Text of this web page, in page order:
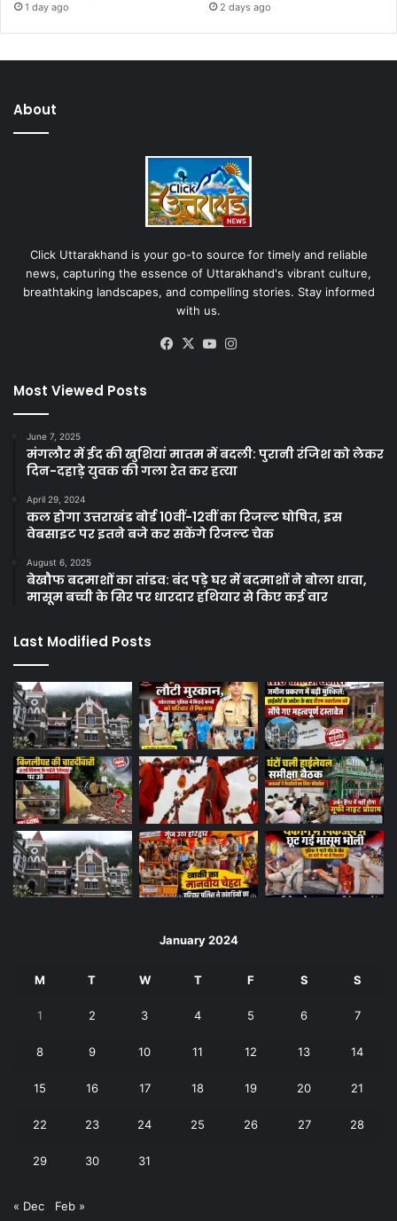
1 day ago 2 days ago
About
Click Uttarakhand is your go-to source for timely and reliable
news, capturing the essence of Uttarakhand's vibrant culture,
breathtaking landscapes, and compelling stories. Stay informed
with us.
Facebook
X YouTube
Most Viewed Posts
June 7, 2025
मंगलौर में ईद की खुशियां मातम में बदली: पुरानी रंजिश को लेकर
दिन-दहाड़े युवक की गला रेत कर हत्या
April 29, 2024
कल होगा उत्तराखंड बोर्ड 10वीं-12वीं का रिजल्ट घोषित, इस
वेबसाइट पर इतने बजे कर सकेंगे रिजल्ट चेक
August 6, 2025
बेखौफ बदमाशों का तांडव: बंद पड़े घर में बदमाशों ने बोला धावा,
मासूम बच्ची के सिर पर धारदार हथियार से किए कई वार
Last Modified Posts
January 2024
M T W T F S S
1 2 3 4 5 6 7
8 9 10 11 12 13 14
15 16 17 18 19 20 21
22 23 24 25 26 27 28
29 30 31
« Dec Feb »